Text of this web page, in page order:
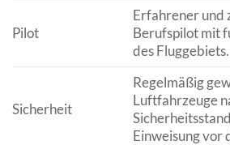
Pilot
Erfahrener
Berufspilot mit
des Fluggebiets.
Sicherheit
Regelmäßig
Luftfahrzeuge
Einweisung vor